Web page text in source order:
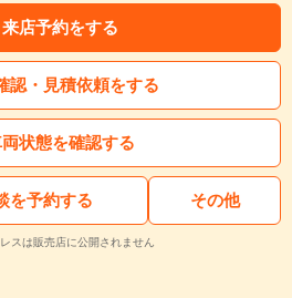
来店予約をする
認・見積依頼をする
状態を確認する
を予約する その他
スは販売店に公開されません